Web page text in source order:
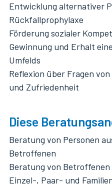
Entwicklung alternativer
Rückfallprophylaxe
Förderung sozialer
Gewinnung und Erhalt
Umfelds
Reflexion über Fragen
und Zufriedenheit
Diese
Beratung von Personen
Betroffenen
Beratung von
Einzel-, Paar- und